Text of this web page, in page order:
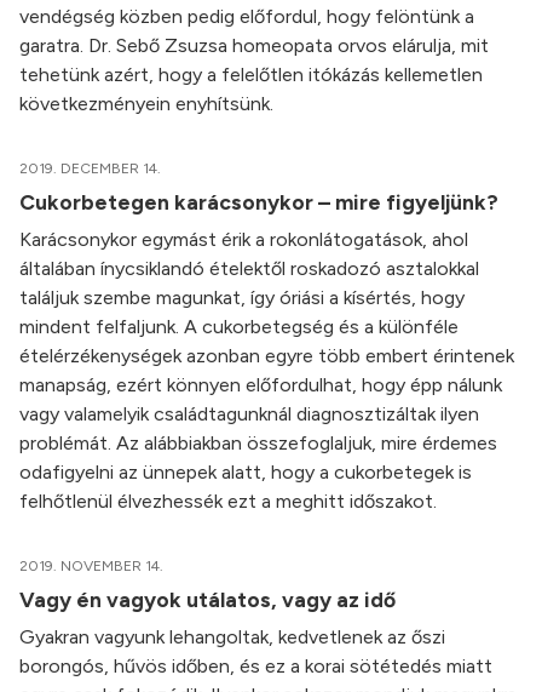
vendégség közben pedig előfordul, hogy felöntünk a
garatra. Dr. Sebő Zsuzsa homeopata orvos elárulja, mit
tehetünk azért, hogy a felelőtlen itókázás kellemetlen
következményein enyhítsünk.
2019. DECEMBER 14.
Cukorbetegen karácsonykor – mire figyeljünk?
Karácsonykor egymást érik a rokonlátogatások, ahol
általában ínycsiklandó ételektől roskadozó asztalokkal
találjuk szembe magunkat, így óriási a kísértés, hogy
mindent felfaljunk. A cukorbetegség és a különféle
ételérzékenységek azonban egyre több embert érintenek
manapság, ezért könnyen előfordulhat, hogy épp nálunk
vagy valamelyik családtagunknál diagnosztizáltak ilyen
problémát. Az alábbiakban összefoglaljuk, mire érdemes
odafigyelni az ünnepek alatt, hogy a cukorbetegek is
felhőtlenül élvezhessék ezt a meghitt időszakot.
2019. NOVEMBER 14.
Vagy én vagyok utálatos, vagy az idő
Gyakran vagyunk lehangoltak, kedvetlenek az őszi
borongós, hűvös időben, és ez a korai sötétedés miatt